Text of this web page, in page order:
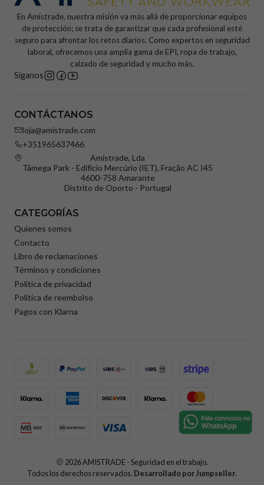
En Amistrade, nuestra misión va más allá de proporcionar equipos
de protección; se trata de garantizar que cada profesional esté
seguro para afrontar los retos diarios. Como expertos en seguridad
laboral, ofrecemos una amplia gama de EPI, ropa de trabajo,
calzado de seguridad y mucho más.
Síganos
CONTÁCTANOS
loja@amistrade.com
+351965637466
Amistrade, Lda
Tâmega Park - Edifício Mercúrio (IET), Fração AC I45
4600-758 Amarante
Distrito de Oporto - Portugal
CATEGORÍAS
Quienes somos
Contacto
Libro de reclamaciones
Términos y condiciones
Política de privacidad
Política de reembolso
Pagos con Klarna
2026 AMISTRADE - Seguridad en el trabajo.
Todos los derechos reservados. Desarrollado por Jumpseller.